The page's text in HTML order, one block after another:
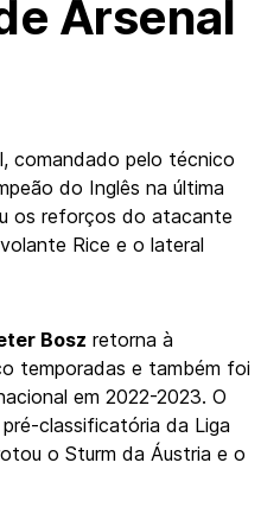
Arsenal
comandado pelo técnico
do Inglês na última
os reforços do atacante
Rice e o lateral
Bosz retorna à
temporadas e também foi
em 2022-2023. O
classificatória da Liga
o Sturm da Áustria e o